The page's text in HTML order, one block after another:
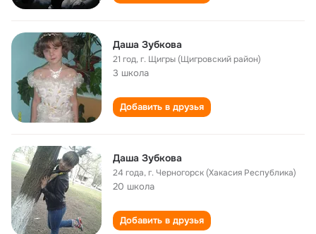
Даша Зубкова
21 год,г. Щигры (Щигровский район)
3 школа
Добавить в друзья
Даша Зубкова
24 года,г. Черногорск (Хакасия Республика)
20 школа
Добавить в друзья